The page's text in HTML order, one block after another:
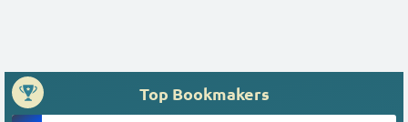
Top Bookmakers